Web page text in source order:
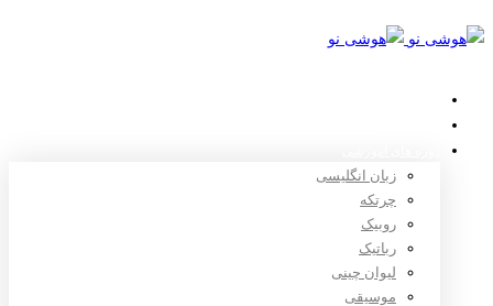
زبان انگلیسی
چرتکه
روبیک
رباتیک
لیوان چینی
موسیقی